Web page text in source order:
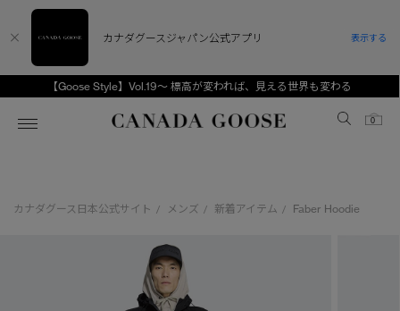
【Goose Style】Vol.19～ 標高が変われば、見える世界も変わる
Canada Goose
0
ディスカバー
アンバサダー
新着アイテム
ベストセラー
新着アイテム
ベストセラー
ベビー（0‐24ヵ月)
キッズ（2‐7歳)
カナダグース日本公式サイト / メンズ / 新着アイテム / Faber Hoodie
カナダグースジャパン公式アプリ 表示する